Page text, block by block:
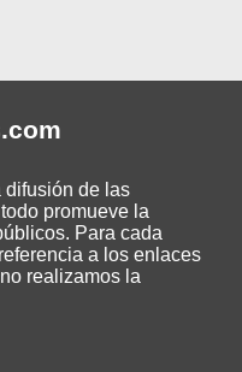
.com
difusión de las
promueve la
Para cada
a los enlaces
realizamos la